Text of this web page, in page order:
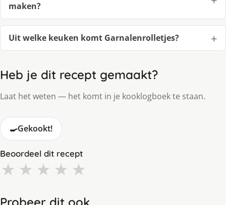
maken?
Uit welke keuken komt Garnalenrolletjes?
Heb je dit recept gemaakt?
Laat het weten — het komt in je kooklogboek te staan.
🍳Gekookt!
Beoordeel dit recept
★ ★ ★ ★ ★